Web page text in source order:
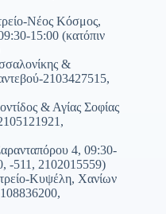
Νέος Κόσμος,
15:00 (κατόπιν
&
2103427515,
& Αγίας Σοφίας
4, 09:30-
-511, 2102015559)
Κυψέλη, Χανίων